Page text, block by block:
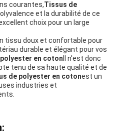
courantes,Tissus de
et la durabilité de ce
choix pour un large
tissu doux et confortable pour
durable et élégant pour vos
en coton Il n'est donc
tenu de sa haute qualité et de
de polyester en cotonest un
industries et